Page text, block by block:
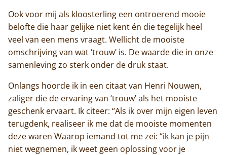
Ook voor mij als kloosterling een ontroerend mooie
belofte die haar gelijke niet kent én die tegelijk heel
veel van een mens vraagt. Wellicht de mooiste
omschrijving van wat ‘trouw’ is. De waarde die in onze
samenleving zo sterk onder de druk staat.
Onlangs hoorde ik in een citaat van Henri Nouwen,
zaliger die de ervaring van ‘trouw’ als het mooiste
geschenk ervaart. Ik citeer: “Als ik over mijn eigen leven
terugdenk, realiseer ik me dat de mooiste momenten
deze waren Waarop iemand tot me zei: “ik kan je pijn
niet wegnemen, ik weet geen oplossing voor je